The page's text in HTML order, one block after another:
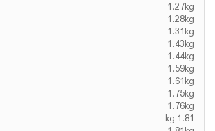
1.27kg
1.28kg
1.31kg
1.43kg
1.44kg
1.59kg
1.61kg
1.75kg
1.76kg
1.81 kg